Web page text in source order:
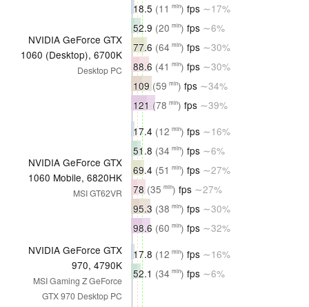
NVIDIA GeForce GTX
1060 (Desktop), 6700K
Desktop PC
18.5 (11 min) fps ∼17%
52.9 (20 min) fps ∼6%
77.6 (64 min) fps ∼30%
88.6 (41 min) fps ∼30%
109(59 min) fps ∼34%
121(78 min) fps ∼39%
NVIDIA GeForce GTX
1060 Mobile, 6820HK
MSI GT62VR
17.4 (12 min) fps ∼16%
51.8 (34 min) fps ∼6%
69.4 (51 min) fps ∼27%
78 (35 min) fps ∼27%
95.3 (38 min) fps ∼30%
98.6 (60 min) fps ∼32%
NVIDIA GeForce GTX
970, 4790K
MSI Gaming Z GeForce
GTX 970 Desktop PC
17.8 (12 min) fps ∼16%
52.1 (34 min) fps ∼6%